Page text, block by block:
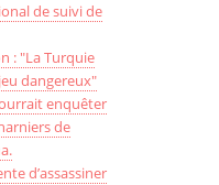
de suivi de
: "La Turquie
dangereux"
enquêter
de
d’assassiner